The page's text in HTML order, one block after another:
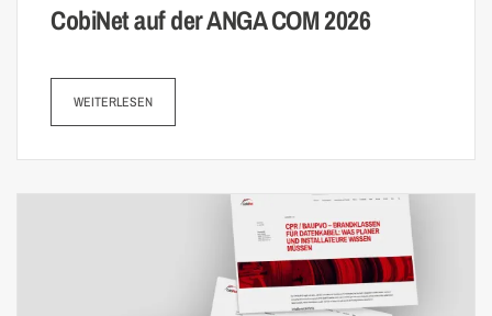
CobiNet auf der ANGA COM 2026
WEITERLESEN